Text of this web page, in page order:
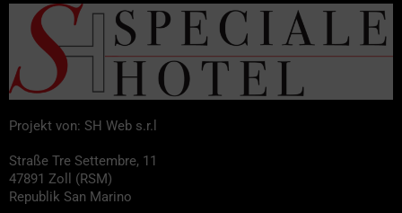
Projekt von: SH Web s.r.l
Straße Tre Settembre, 11
47891 Zoll (RSM)
Republik San Marino